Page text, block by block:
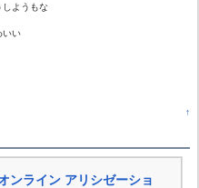
しようもな
いい
↑
ンライン アリシゼーショ